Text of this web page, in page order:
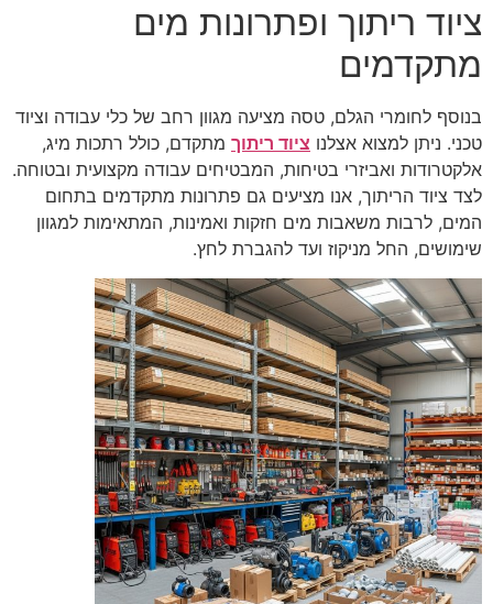
ציוד ריתוך ופתרונות מים
מתקדמים
בנוסף לחומרי הגלם, טסה מציעה מגוון רחב של כלי עבודה וציוד
טכני. ניתן למצוא אצלנו ציוד ריתוך מתקדם, כולל רתכות מיג,
אלקטרודות ואביזרי בטיחות, המבטיחים עבודה מקצועית ובטוחה.
לצד ציוד הריתוך, אנו מציעים גם פתרונות מתקדמים בתחום
המים, לרבות משאבות מים חזקות ואמינות, המתאימות למגוון
שימושים, החל מניקוז ועד להגברת לחץ.